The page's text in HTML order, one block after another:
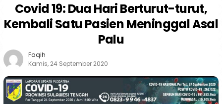
Covid 19: Dua Hari Berturut-turut,
Kembali Satu Pasien Meninggal Asal
Palu
Faqih
Kamis, 24 September 2020